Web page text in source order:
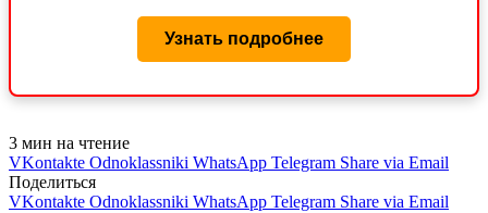
Узнать подробнее
3 мин на чтение
VKontakte Odnoklassniki WhatsApp Telegram Share via Email
Поделиться
VKontakte Odnoklassniki WhatsApp Telegram Share via Email